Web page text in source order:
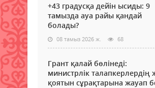
+43 градусқа дейін ысиды: 9
тамызда ауа райы қандай
болады?
08 тамыз 2026 ж. 68
Грант қалай бөлінеді:
министрлік талапкерлердің
қоятын сұрақтарына жауап